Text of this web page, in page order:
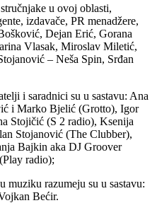
u ovoj oblasti,
izdavače, PR menadžere,
Dejan Erić, Gorana
Vlasak, Miroslav Miletić,
– Neša Spin, Srđan
i saradnici su u sastavu: Ana
i Marko Bjelić (Grotto), Igor
Stojičić (S 2 radio), Ksenija
Stojanović (The Clubber),
Bajkin aka DJ Groover
radio);
muziku razumeju su u sastavu:
Bećir.